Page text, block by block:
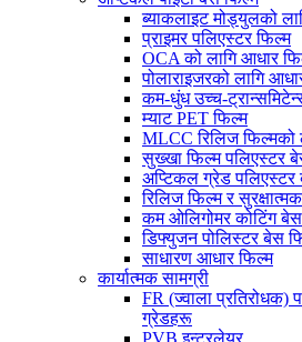
ब्याकलाइट मोड्युलको
प्राइमर पलिएस्टर फिल्म
OCA को लागि आधार
पोलाराइजरको लागि
कम-धुंध उच्च-
म्याट PET फिल्म
MLCC रिलिज फिल्मको
सुख्खा फिल्म पलिएस्टर
अप्टिकल ग्रेड पलिएस्टर
रिलिज फिल्म र
कम ओलिगोमर कोटिंग
डिफ्युजन पोलिस्टर बेस
साधारण आधार फिल्म
कार्यात्मक सामग्री
FR (ज्वाला प्रतिरोधक)
ग्रेडहरू
PVB इन्टरलेयर